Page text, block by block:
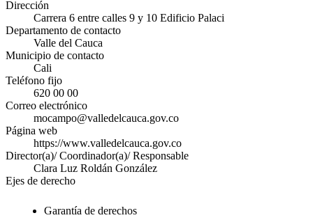
Dirección
Carrera 6 entre calles 9 y 10 Edificio Palaci
Departamento de contacto
Valle del Cauca
Municipio de contacto
Cali
Teléfono fijo
620 00 00
Correo electrónico
mocampo@valledelcauca.gov.co
Página web
https://www.valledelcauca.gov.co
Director(a)/ Coordinador(a)/ Responsable
Clara Luz Roldán González
Ejes de derecho
Garantía de derechos